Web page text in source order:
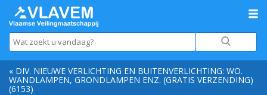
« DIV. NIEUWE VERLICHTING EN BUITENVERLICHTING: WO.
WANDLAMPEN, GRONDLAMPEN ENZ. (GRATIS VERZENDING)
(6153)